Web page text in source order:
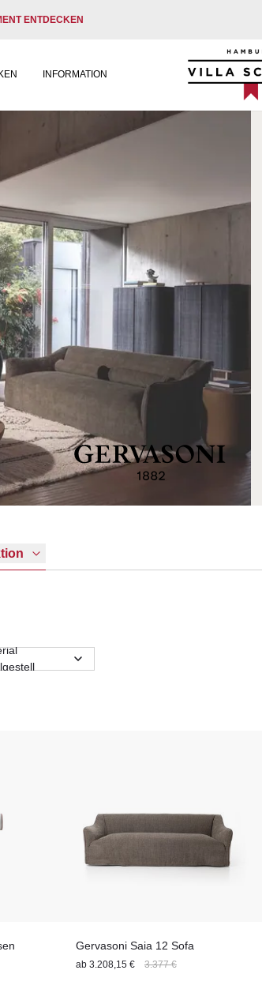
ENTDECKEN
INFORMATION
Villa Schmidt
Gervasoni Saia 12 Sofa
ab 3.208,15 € 3.377 €